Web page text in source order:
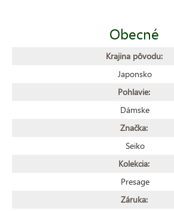
Obecné
Krajina pôvodu:
Japonsko
Pohlavie:
Dámske
Značka:
Seiko
Kolekcia:
Presage
Záruka: